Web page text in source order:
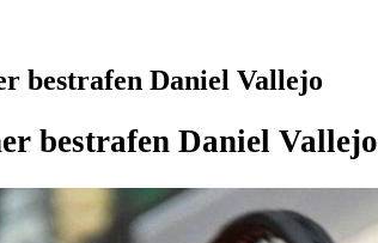
bestrafen Daniel Vallejo
bestrafen Daniel Vallejo